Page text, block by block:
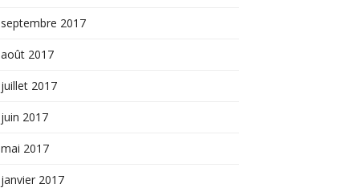
septembre 2017
août 2017
juillet 2017
juin 2017
mai 2017
janvier 2017